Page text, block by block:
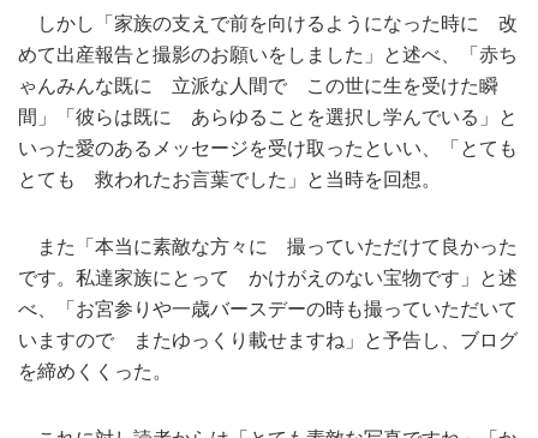
しかし「家族の支えで前を向けるようになった時に 改
めて出産報告と撮影のお願いをしました」と述べ、「赤ち
ゃんみんな既に 立派な人間で この世に生を受けた瞬
間」「彼らは既に あらゆることを選択し学んでいる」と
いった愛のあるメッセージを受け取ったといい、「とても
とても 救われたお言葉でした」と当時を回想。
また「本当に素敵な方々に 撮っていただけて良かった
です。私達家族にとって かけがえのない宝物です」と述
べ、「お宮参りや一歳バースデーの時も撮っていただいて
いますので またゆっくり載せますね」と予告し、ブログ
を締めくくった。